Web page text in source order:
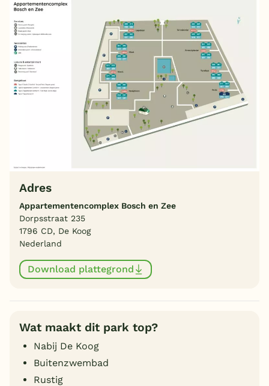
Adres
Appartementencomplex Bosch en Zee
Dorpsstraat 235
1796 CD, De Koog
Nederland
Download plattegrond
Wat maakt dit park top?
Nabij De Koog
Buitenzwembad
Rustig